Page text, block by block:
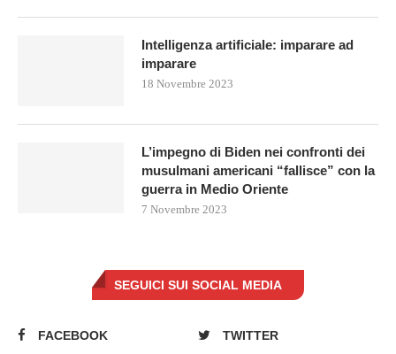
Intelligenza artificiale: imparare ad
imparare
18 Novembre 2023
L’impegno di Biden nei confronti dei
musulmani americani “fallisce” con la
guerra in Medio Oriente
7 Novembre 2023
SEGUICI SUI SOCIAL MEDIA
FACEBOOK
TWITTER